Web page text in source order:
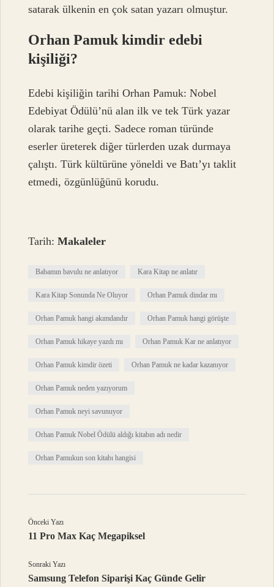
satarak ülkenin en çok satan yazarı olmuştur.
Orhan Pamuk kimdir edebi
kişiliği?
Edebi kişiliğin tarihi Orhan Pamuk: Nobel
Edebiyat Ödülü’nü alan ilk ve tek Türk yazar
olarak tarihe geçti. Sadece roman türünde
eserler üreterek diğer türlerden uzak durmaya
çalıştı. Türk kültürüne yöneldi ve Batı’yı taklit
etmedi, özgünlüğünü korudu.
Tarih:Makaleler
Babamın bavulu ne anlatıyor Kara Kitap ne anlatır
Kara Kitap Sonunda Ne Oluyor Orhan Pamuk dindar mı
Orhan Pamuk hangi akımdandır Orhan Pamuk hangi görüşte
Orhan Pamuk hikaye yazdı mı Orhan Pamuk Kar ne anlatıyor
Orhan Pamuk kimdir özeti Orhan Pamuk ne kadar kazanıyor
Orhan Pamuk neden yazıyorum
Orhan Pamuk neyi savunuyor
Orhan Pamuk Nobel Ödülü aldığı kitabın adı nedir
Orhan Pamukun son kitabı hangisi
Önceki Yazı
11 Pro Max Kaç Megapiksel
Sonraki Yazı
Samsung Telefon Siparişi Kaç Günde Gelir